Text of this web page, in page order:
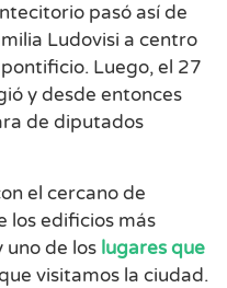
pasó así de
Ludovisi a centro
Luego, el 27
y desde entonces
de diputados
el cercano de
los edificios más
de los lugares que
visitamos la ciudad.